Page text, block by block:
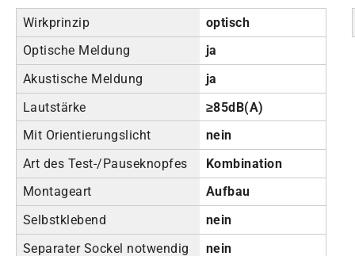
Wirkprinzip
optisch
Optische Meldung
ja
Akustische Meldung
ja
Lautstärke
≥85dB(A)
Mit Orientierungslicht
nein
Art des Test-/Pauseknopfes
Kombination
Montageart
Aufbau
Selbstklebend
nein
Separater Sockel notwendig
nein